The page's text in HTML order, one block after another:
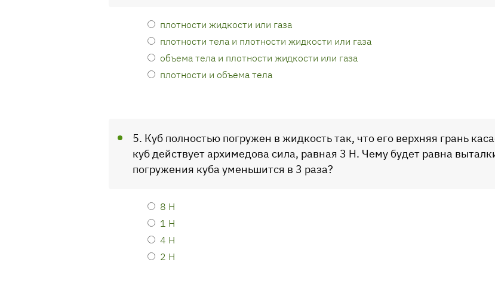
плотности жидкости или газа
плотности тела и плотности жидкости или газа
объема тела и плотности жидкости или газа
плотности и объема тела
5. Куб полностью погружен в жидкость так, что его верхняя грань
куб действует архимедова сила, равная 3 Н. Чему будет равна
погружения куба уменьшится в 3 раза?
8 Н
1 Н
4 Н
2 Н